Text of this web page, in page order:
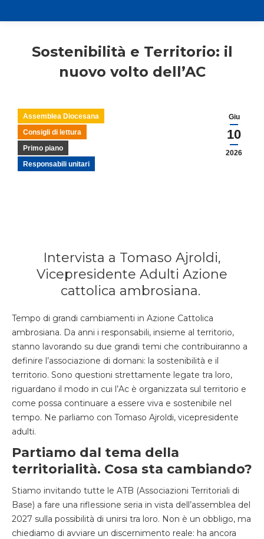
Sostenibilità e Territorio: il
nuovo volto dell’AC
Giu
10
2026
Assemblea Diocesana
Consigli di lettura
Primo piano
Responsabili unitari
Intervista a Tomaso Ajroldi,
Vicepresidente Adulti Azione
cattolica ambrosiana.
Tempo di grandi cambiamenti in Azione Cattolica
ambrosiana. Da anni i responsabili, insieme al territorio,
stanno lavorando su due grandi temi che contribuiranno a
definire l’associazione di domani: la sostenibilità e il
territorio. Sono questioni strettamente legate tra loro,
riguardano il modo in cui l’Ac è organizzata sul territorio e
come possa continuare a essere viva e sostenibile nel
tempo. Ne parliamo con Tomaso Ajroldi, vicepresidente
adulti.
Partiamo dal tema della
territorialità. Cosa sta cambiando?
Stiamo invitando tutte le ATB (Associazioni Territoriali di
Base) a fare una riflessione seria in vista dell’assemblea del
2027 sulla possibilità di unirsi tra loro. Non è un obbligo, ma
chiediamo di avviare un discernimento reale: ha ancora